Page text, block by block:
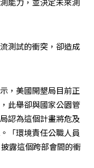
測試的衝突，卻造成
，美國開墾局目前正
此舉卻與國家公園管
認為這個計畫將危及
「環境責任公職人員
露這個跨部會間的衝